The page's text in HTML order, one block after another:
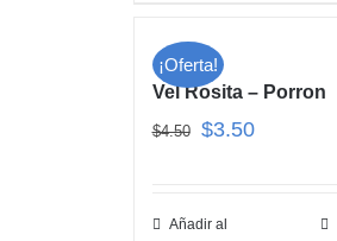
¡Oferta!
Vel Rosita – Porron
$4.50 $3.50
Añadir al